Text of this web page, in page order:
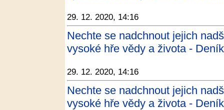
29. 12. 2020, 14:16
Nechte se nadchnout jejich
vysoké hře vědy a života -
29. 12. 2020, 14:16
Nechte se nadchnout jejich
vysoké hře vědy a života -